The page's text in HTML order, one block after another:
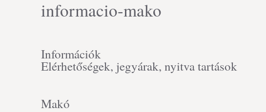
informacio-mako
Információk
Elérhetőségek, jegyárak, nyitva tartások
Makó